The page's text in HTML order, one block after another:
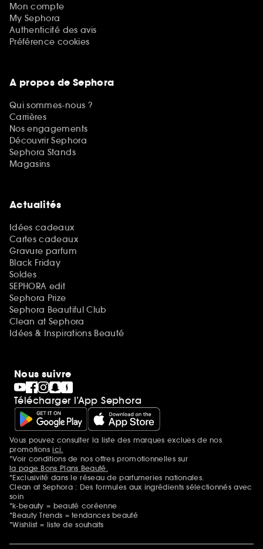
Mon compte
My Sephora
Authenticité des avis
Préférence cookies
A propos de Sephora
Qui sommes-nous ?
Carrières
Nos engagements
Découvrir Sephora
Sephora Stands
Magasins
Actualités
Idées cadeaux
Cartes cadeaux
Gravure parfum
Black Friday
Soldes
SEPHORA edit
Sephora Prize
Sephora Beautiful Club
Clean at Sephora
Idées & Inspirations Beauté
Nous suivre
Télécharger l’App Sephora
Mentions additionnelles
Vous pouvez consulter la liste des marques exclues de nos
promotionsici.
*Voir conditions de nos offres promotionnelles sur
la page Bons Plans Beauté.
*Exclusivité dans le réseau de parfumeries nationales.
Clean at Sephora : Des formules aux ingrédients sélectionnés avec
soin
*k-beauty = beauté coréenne
*Beauty Trends = tendances beauté
*Wishlist = liste de souhaits